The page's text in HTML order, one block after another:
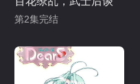
第2集完结